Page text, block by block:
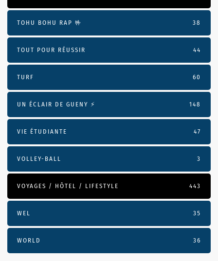
TOHU BOHU RAP 🤟 38
TOUT POUR RÉUSSIR 44
TURF 60
UN ÉCLAIR DE GUENY ⚡️ 148
VIE ÉTUDIANTE 47
VOLLEY-BALL 3
VOYAGES / HÔTEL / LIFESTYLE 443
WEL 35
WORLD 36